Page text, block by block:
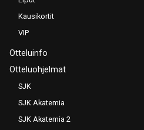
Kausikortit
VIP
Otteluinfo
Otteluohjelmat
SJK
SJK Akatemia
SJK Akatemia 2